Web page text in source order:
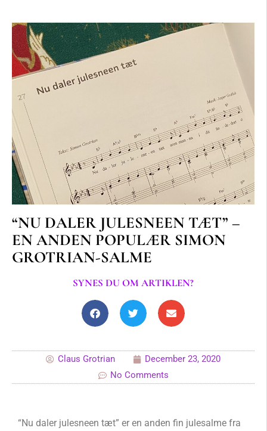
“NU DALER JULESNEEN TÆT” –
EN ANDEN POPULÆR SIMON
GROTRIAN-SALME
SYNES DU OM ARTIKLEN?
Claus Grotrian
December 23, 2020
No Comments
“Nu daler julesneen tæt” er en anden fin julesalme fra